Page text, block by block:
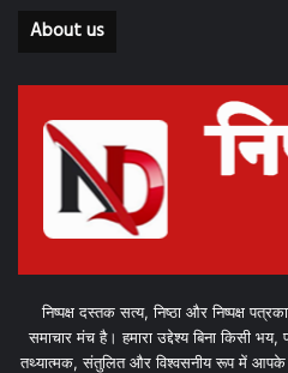
About us
निष्पक्ष दस्तक सत्य, निष्ठा और निष्पक्ष
समाचार मंच है। हमारा उद्देश्य बिना किसी
तथ्यात्मक, संतुलित और विश्वसनीय रूप में आपके